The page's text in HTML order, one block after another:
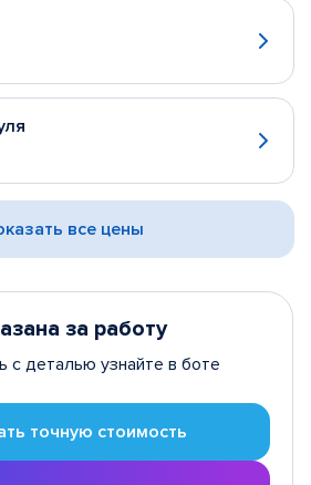
все цены
за работу
с деталью узнайте в боте
точную стоимость